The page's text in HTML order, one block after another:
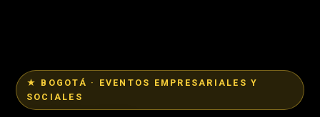
★ BOGOTÁ · EVENTOS EMPRESARIALES Y
SOCIALES